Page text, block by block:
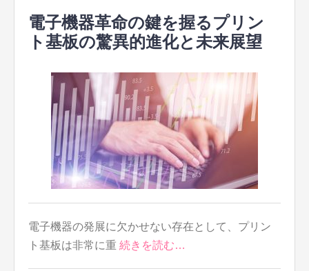
電子機器革命の鍵を握るプリン
ト基板の驚異的進化と未来展望
電子機器の発展に欠かせない存在として、プリン
ト基板は非常に重 続きを読む…